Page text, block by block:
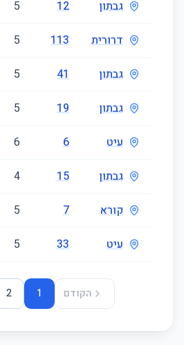
גבתון 12
5
דרורית 113
5
גבתון 41
5
גבתון 19
5
עיט 6
6
גבתון 15
4
קורא 7
5
עיט 33
5
הקודם 1
2